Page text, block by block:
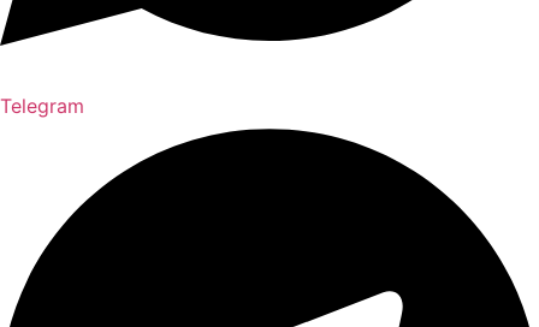
Telegram